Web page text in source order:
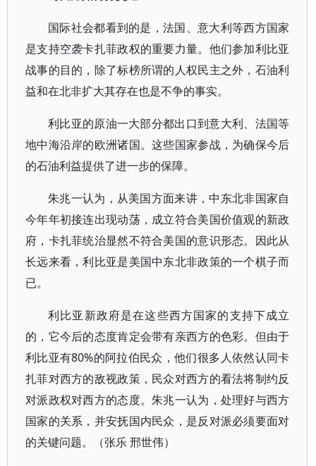
国际社会都看到的是，法国、意大利等西方国家
是支持空袭卡扎菲政权的重要力量。他们参加利比亚
战事的目的，除了标榜所谓的人权民主之外，石油利
益和在北非扩大其存在也是不争的事实。
利比亚的原油一大部分都出口到意大利、法国等
地中海沿岸的欧洲诸国。这些国家参战，为确保今后
的石油利益提供了进一步的保障。
朱兆一认为，从美国方面来讲，中东北非国家自
今年年初接连出现动荡，成立符合美国价值观的新政
府，卡扎菲统治显然不符合美国的意识形态。因此从
长远来看，利比亚是美国中东北非政策的一个棋子而
已。
利比亚新政府是在这些西方国家的支持下成立
的，它今后的态度肯定会带有亲西方的色彩。但由于
利比亚有80%的阿拉伯民众，他们很多人依然认同卡
扎菲对西方的敌视政策，民众对西方的看法将制约反
对派政权对西方的态度。朱兆一认为，处理好与西方
国家的关系，并安抚国内民众，是反对派必须要面对
的关键问题。（张乐 邢世伟）